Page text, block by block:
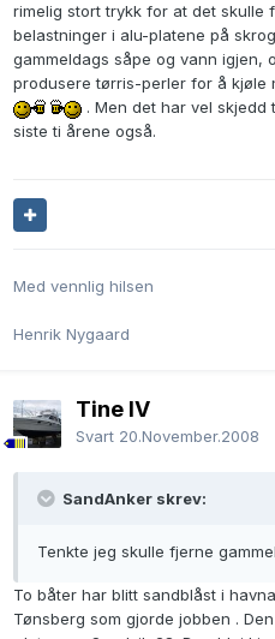
rimelig stort trykk for at det skulle
belastninger i alu-platene på
gammeldags såpe og vann igjen,
produsere tørris-perler for å kjøle
. Men det har vel
siste ti årene også.
Med vennlig hilsen
Henrik Nygaard
Tine IV
Svart 20.November.2008
SandAnker skrev:
Tenkte jeg skulle fjerne
To båter har blitt sandblåst i
Tønsberg som gjorde jobben .